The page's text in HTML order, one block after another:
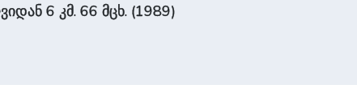
6 კმ. 66 მცხ. (1989)